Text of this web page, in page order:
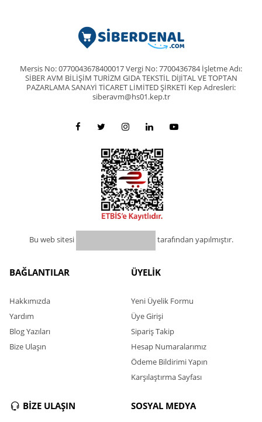
Mersis No: 0770043678400017 Vergi No: 7700436784 İşletme Adı:
SİBER AVM BİLİŞİM TURİZM GIDA TEKSTİL DİJİTAL VE TOPTAN
PAZARLAMA SANAYİ TİCARET LİMİTED ŞİRKETİ Kep Adresleri:
siberavm@hs01.kep.tr
Bu web sitesi tarafından yapılmıştır.
BAĞLANTILAR
Hakkımızda
Yardım
Blog Yazıları
Bize Ulaşın
ÜYELİK
Yeni Üyelik Formu
Üye Girişi
Sipariş Takip
Hesap Numaralarımız
Ödeme Bildirimi Yapın
Karşılaştırma Sayfası
BİZE ULAŞIN SOSYAL MEDYA